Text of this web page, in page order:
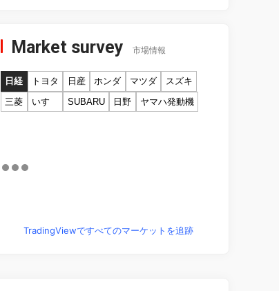
Market survey 市場情報
日経 トヨタ 日産 ホンダ マツダ
スズキ
三菱
いすゞ SUBARU 日野 ヤマハ発動機
TradingViewですべてのマーケットを追跡